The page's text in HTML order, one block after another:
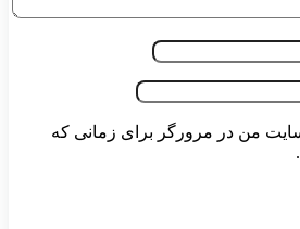
من در مرورگر برای زمانی که